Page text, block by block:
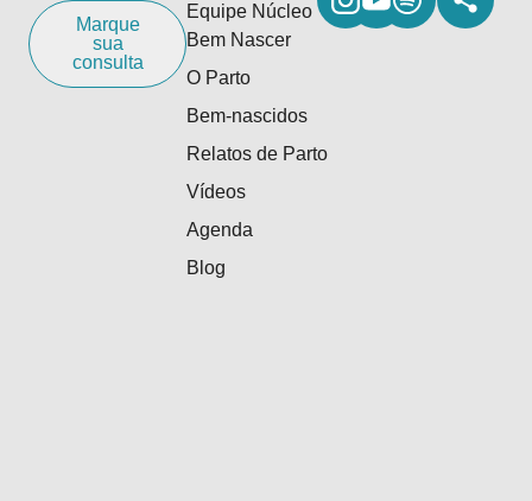
Marque
sua
consulta
Equipe Núcleo
Bem Nascer
O Parto
Bem-nascidos
Relatos de Parto
Vídeos
Agenda
Blog